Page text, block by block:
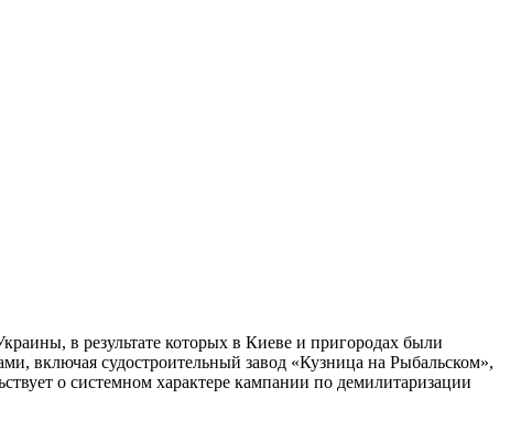
в результате которых в Киеве и пригородах были
включая судостроительный завод «Кузница на Рыбальском»,
о системном характере кампании по демилитаризации